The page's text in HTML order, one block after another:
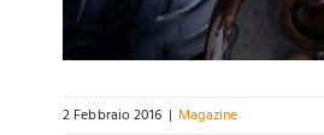
2 Febbraio 2016 | Magazine